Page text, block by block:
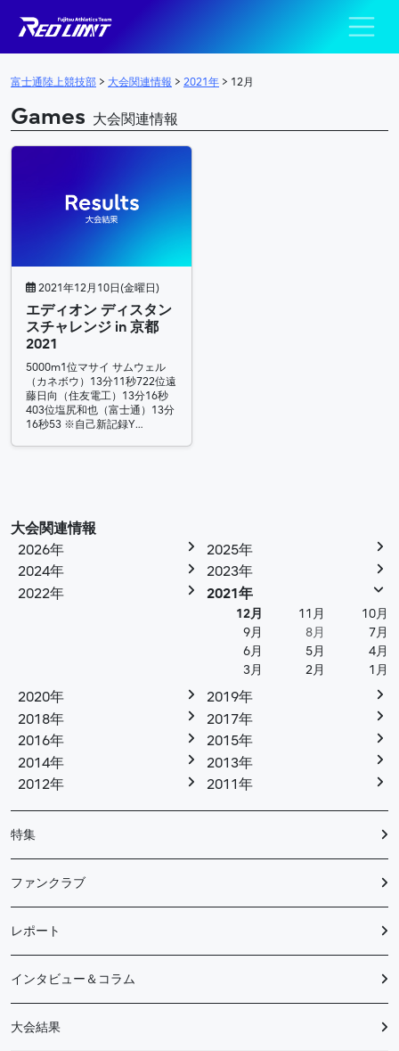
メインナビゲーション
陸上競技部 –
富士通陸上競技部 > 大会関連情報 > 2021年 > 12月
Games 大会関連情報
2021年12月10日(金曜日)
エディオン ディスタン
スチャレンジ in 京都
2021
5000m1位マサイ サムウェル
（カネボウ）13分11秒722位遠
藤日向（住友電工）13分16秒
403位塩尻和也（富士通）13分
16秒53 ※自己新記録Y…
大会関連情報
2026年
2025年
2024年
2023年
2022年
2021年
12月 11月
10月
9月
8月
7月
6月
5月
4月
3月
2月 1月
2020年
2019年
2018年
2017年
2016年
2015年
2014年
2013年
2012年
2011年
特集
ファンクラブ
レポート
インタビュー＆コラム
大会結果